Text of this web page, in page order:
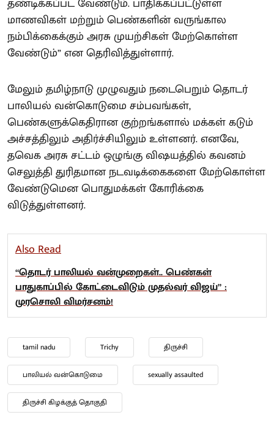
மாணவிகள் மற்றும் பெண்களின் வருங்கால
நம்பிக்கைக்கும் அரசு முயற்சிகள் மேற்கொள்ள
வேண்டும்” என தெரிவித்துள்ளார்.
மேலும் தமிழ்நாடு முழுவதும் நடைபெறும் தொடர்
பாலியல் வன்கொடுமை சம்பவங்கள்,
பெண்களுக்கெதிரான குற்றங்களால் மக்கள் கடும்
அச்சத்திலும் அதிர்ச்சியிலும் உள்ளனர். எனவே,
தவெக அரசு சட்டம் ஒழுங்கு விஷயத்தில் கவனம்
செலுத்தி துரிதமான நடவடிக்கைகளை மேற்கொள்ள
வேண்டுமென பொதுமக்கள் கோரிக்கை
விடுத்துள்ளனர்.
Also Read
“தொடர் பாலியல் வன்முறைகள்.. பெண்கள்
பாதுகாப்பில் கோட்டைவிடும் முதல்வர் விஜய்” :
முரசொலி விமர்சனம்!
tamil nadu Trichy திருச்சி
பாலியல் வன்கொடுமை sexually assaulted
திருச்சி கிழக்குத் தொகுதி